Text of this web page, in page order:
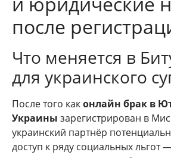
после
Что меняется в
для украинского
После того каконлайн брак в
Украины зарегистрирован в
украинский партнёр
доступ к ряду социальных льгот